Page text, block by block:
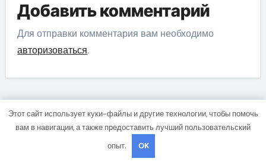
Добавить комментарий
Для отправки комментария вам необходимо
авторизоваться.
Этот сайт использует куки-файлы и другие технологии, чтобы помочь
вам в навигации, а также предоставить лучший пользовательский
опыт.
OK